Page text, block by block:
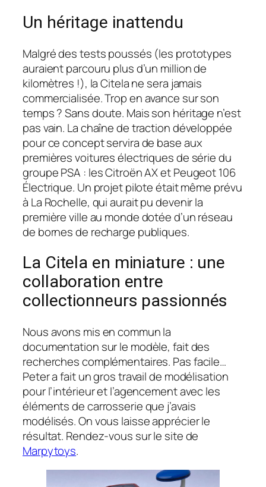
Un héritage inattendu
Malgré des tests poussés (les prototypes
auraient parcouru plus d’un million de
kilomètres !), la Citela ne sera jamais
commercialisée. Trop en avance sur son
temps ? Sans doute. Mais son héritage n’est
pas vain. La chaîne de traction développée
pour ce concept servira de base aux
premières voitures électriques de série du
groupe PSA : les Citroën AX et Peugeot 106
Électrique. Un projet pilote était même prévu
à La Rochelle, qui aurait pu devenir la
première ville au monde dotée d’un réseau
de bornes de recharge publiques.
La Citela en miniature : une
collaboration entre
collectionneurs passionnés
Nous avons mis en commun la
documentation sur le modèle, fait des
recherches complémentaires. Pas facile…
Peter a fait un gros travail de modélisation
pour l’intérieur et l’agencement avec les
éléments de carrosserie que j’avais
modélisés. On vous laisse apprécier le
résultat. Rendez-vous sur le site de
Marpytoys.